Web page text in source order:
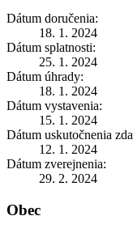
Dátum doručenia:
18. 1. 2024
Dátum splatnosti:
25. 1. 2024
Dátum úhrady:
18. 1. 2024
Dátum vystavenia:
15. 1. 2024
Dátum uskutočnenia
12. 1. 2024
Dátum zverejnenia:
29. 2. 2024
Obec